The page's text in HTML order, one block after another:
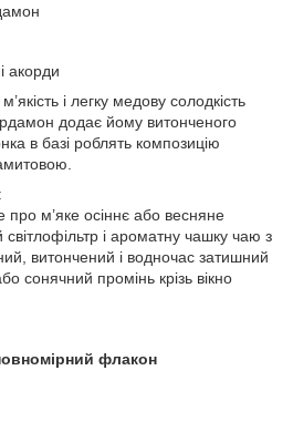
акорди
і легку медову солодкість
додає йому витонченого
в базі роблять композицію
м’яке осіннє або весняне
і ароматну чашку чаю з
витончений і водночас затишний
сонячний промінь крізь вікно
флакон